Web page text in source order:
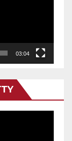
03:04